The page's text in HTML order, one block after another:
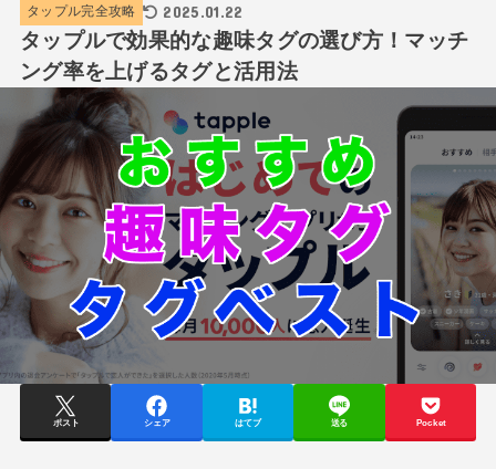
タップル完全攻略 2025.01.22
タップルで効果的な趣味タグの選び方！マッチ
ング率を上げるタグと活用法
ポスト シェア はてブ 送る Pocket